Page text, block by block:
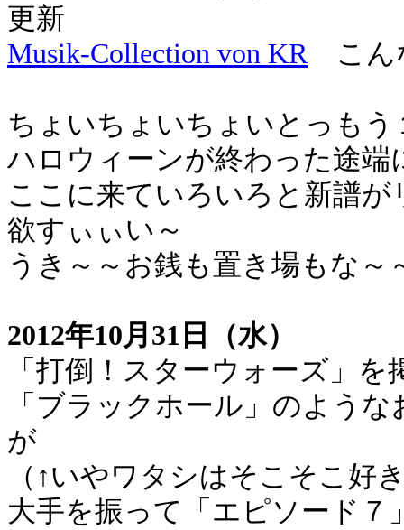
更新
Musik-Collection von KRこん
ちょいちょいちょいとっもう
ハロウィーンが終わった途端
ここに来ていろいろと新譜が
欲すぃぃい～
うき～～お銭も置き場もな～
2012年10月31日（水）
「打倒！スターウォーズ」を
「ブラックホール」のよう
が
（↑いやワタシはそこそこ好
大手を振って「エピソード